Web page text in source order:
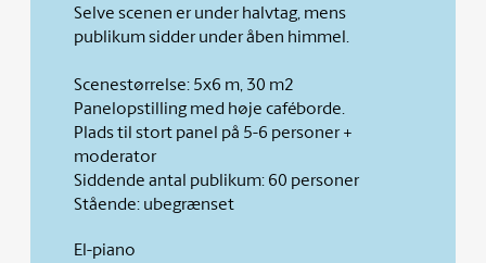
Selve scenen er under halvtag, mens
publikum sidder under åben himmel.
Scenestørrelse: 5x6 m, 30 m2
Panelopstilling med høje caféborde.
Plads til stort panel på 5-6 personer +
moderator
Siddende antal publikum: 60 personer
Stående: ubegrænset
El-piano